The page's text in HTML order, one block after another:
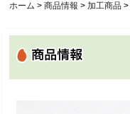
ホーム > 商品情報 > 加工商品 >